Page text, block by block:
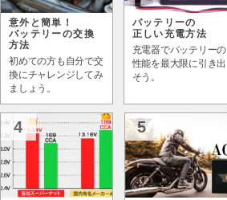
意外と簡単！
バッテリーの交換
方法
初めての方も自分で交
換にチャレンジしてみ
ましょう。
バッテリーの
正しい充電方法
充電器でバッテリーの
性能を最大限に引き出
そう。
4 5